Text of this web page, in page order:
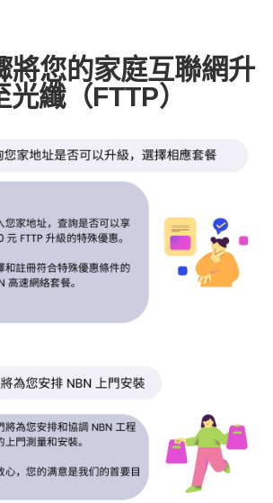
將您的家庭互聯網升
光纖（FTTP）